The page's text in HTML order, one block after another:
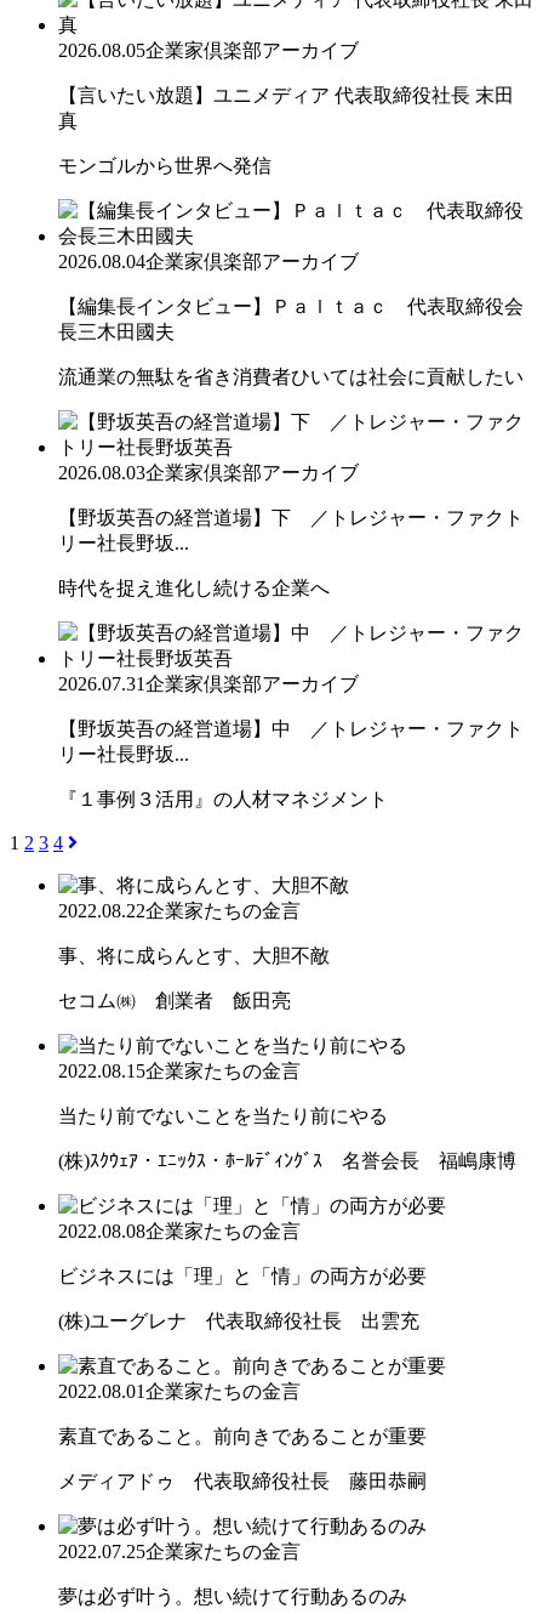
2026.08.05企業家倶楽部アーカイブ
【言いたい放題】ユニメディア 代表取締役社長 末田
真
モンゴルから世界へ発信
2026.08.04企業家倶楽部アーカイブ
【編集長インタビュー】Ｐａｌｔａｃ 代表取締役会
長三木田國夫
流通業の無駄を省き消費者ひいては社会に貢献したい
2026.08.03企業家倶楽部アーカイブ
【野坂英吾の経営道場】下 ／トレジャー・ファクト
リー社長野坂...
時代を捉え進化し続ける企業へ
2026.07.31企業家倶楽部アーカイブ
【野坂英吾の経営道場】中 ／トレジャー・ファクト
リー社長野坂...
『１事例３活用』の人材マネジメント
1 2 3 4
2022.08.22企業家たちの金言
事、将に成らんとす、大胆不敵
セコム㈱ 創業者 飯田亮
2022.08.15企業家たちの金言
当たり前でないことを当たり前にやる
(株)ｽｸｳｪｱ・ｴﾆｯｸｽ・ﾎｰﾙﾃﾞｨﾝｸﾞｽ 名誉会長 福嶋康博
2022.08.08企業家たちの金言
ビジネスには「理」と「情」の両方が必要
(株)ユーグレナ 代表取締役社長 出雲充
2022.08.01企業家たちの金言
素直であること。前向きであることが重要
メディアドゥ 代表取締役社長 藤田恭嗣
2022.07.25企業家たちの金言
夢は必ず叶う。想い続けて行動あるのみ